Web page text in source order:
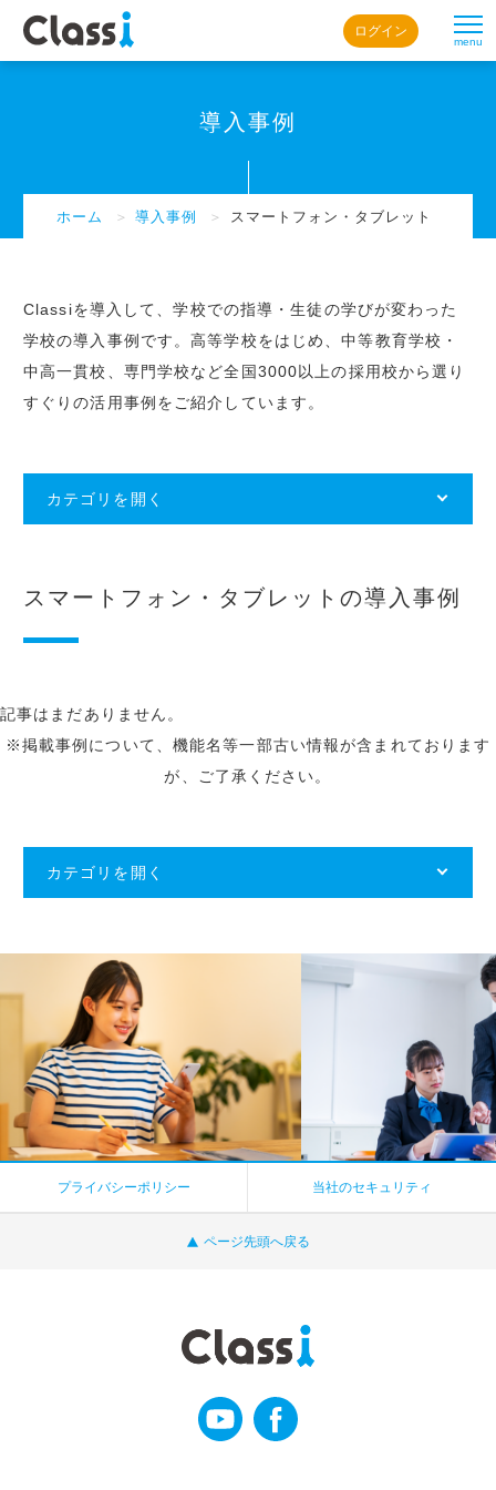
menu
ログイン
導入事例
ホーム ＞導入事例 ＞ スマートフォン・タブレット
Classiを導入して、学校での指導・生徒の学びが変わった
学校の導入事例です。高等学校をはじめ、中等教育学校・
中高一貫校、専門学校など全国3000以上の採用校から選り
すぐりの活用事例をご紹介しています。
カテゴリを開く
スマートフォン・タブレットの導入事例
記事はまだありません。
※掲載事例について、機能名等一部古い情報が含まれております
が、ご了承ください。
カテゴリを開く
ページ先頭へ戻る
プライバシーポリシー 当社のセキュリティ